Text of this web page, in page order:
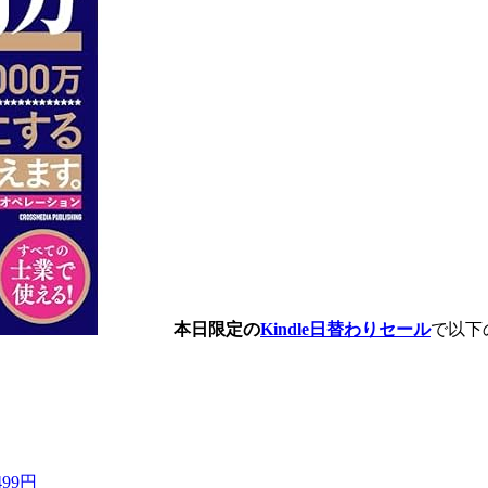
本日限定のKindle日替わりセールで以下
円